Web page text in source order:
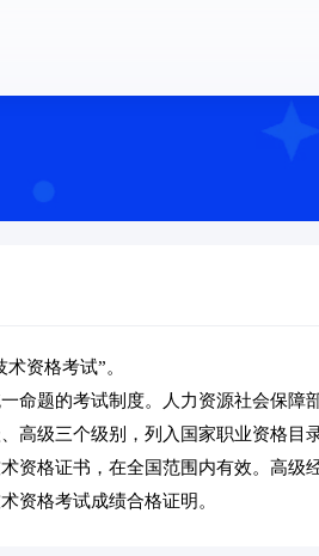
资格考试”。
命题的考试制度。人力资源社会保障
高级三个级别，列入国家职业资格目
资格证书，在全国范围内有效。高级
资格考试成绩合格证明。